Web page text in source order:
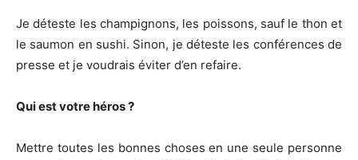
Je déteste les champignons, les poissons, sauf le thon et
le saumon en sushi. Sinon, je déteste les conférences de
presse et je voudrais éviter d’en refaire.
Qui est votre héros ?
Mettre toutes les bonnes choses en une seule personne